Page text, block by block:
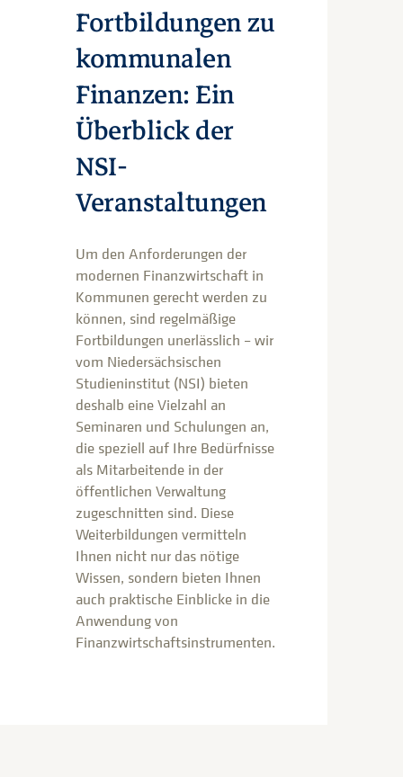
Fortbildungen zu
kommunalen
Finanzen: Ein
Überblick der
NSI-
Veranstaltungen
Um den Anforderungen der
modernen Finanzwirtschaft in
Kommunen gerecht werden zu
können, sind regelmäßige
Fortbildungen unerlässlich – wir
vom Niedersächsischen
Studieninstitut (NSI) bieten
deshalb eine Vielzahl an
Seminaren und Schulungen an,
die speziell auf Ihre Bedürfnisse
als Mitarbeitende in der
öffentlichen Verwaltung
zugeschnitten sind. Diese
Weiterbildungen vermitteln
Ihnen nicht nur das nötige
Wissen, sondern bieten Ihnen
auch praktische Einblicke in die
Anwendung von
Finanzwirtschaftsinstrumenten.